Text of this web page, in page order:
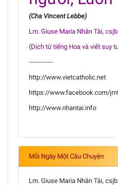
(Cha Vincent Lebbe)
Lm. Giuse Maria Nhân Tài, csjb.
(Dịch từ tiếng Hoa và viết suy
------------
http://www.vietcatholic.net
https://www.facebook.com/
http://www.nhantai.info
Mỗi Ngày Một Câu Chuyện
Lm. Giuse Maria Nhân Tài, csjb.